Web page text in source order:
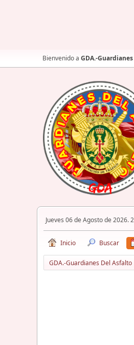
Bienvenido a GDA.-
Jueves 06 de Agosto de 2026.
Inicio Buscar
GDA.-Guardianes Del Asfalto